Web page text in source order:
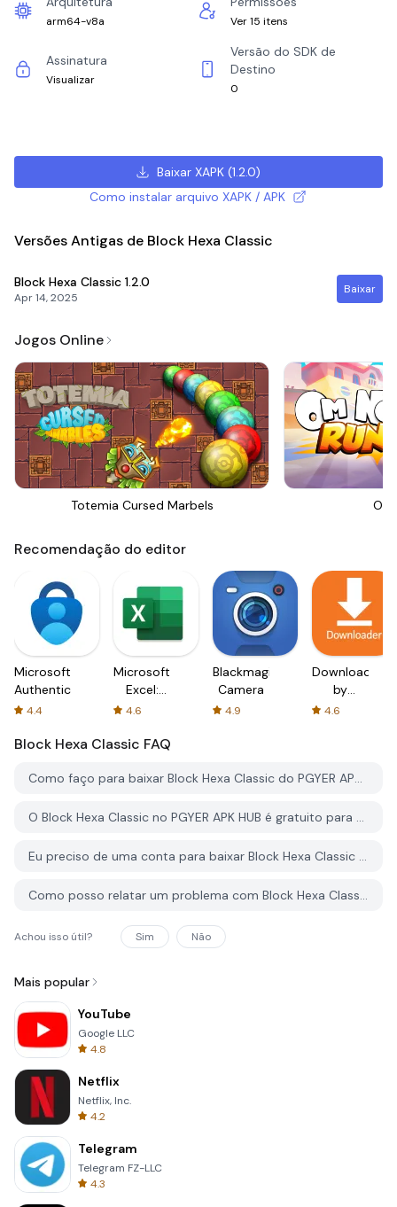
arm64-v8a Ver 15 itens
Assinatura
Visualizar
Versão do SDK de
Destino
0
Baixar XAPK (1.2.0)
Como instalar arquivo XAPK / APK
Versões Antigas de Block Hexa Classic
Block Hexa Classic 1.2.0
Apr 14, 2025
Baixar
Jogos Online
Totemia Cursed Marbels Om
Recomendação do editor
Microsoft
Authenticator
4.4
Microsoft
Excel:
Spreadsheets
4.6
Blackmagic
Camera
4.9
Downloader
by
AFTVnews
4.6
Block Hexa Classic FAQ
Como faço para baixar Block Hexa Classic do PGYER APK HUB?
O Block Hexa Classic no PGYER APK HUB é gratuito para baixar?
Eu preciso de uma conta para baixar Block Hexa Classic do PGYER APK HUB?
Como posso relatar um problema com Block Hexa Classic no PGYER APK HUB?
Achou isso útil? Sim Não
Mais popular
YouTube
Google LLC
4.8
Netflix
Netflix, Inc.
4.2
Telegram
Telegram FZ-LLC
4.3